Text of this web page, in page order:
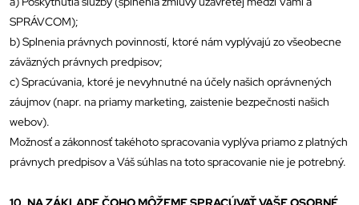
SPRÁVCOM);
b) Splnenia právnych povinností, ktoré nám vyplývajú zo všeobecne
záväzných právnych predpisov;
c) Spracúvania, ktoré je nevyhnutné na účely našich oprávnených
záujmov (napr. na priamy marketing, zaistenie bezpečnosti našich
webov).
Možnosť a zákonnosť takéhoto spracovania vyplýva priamo z platných
právnych predpisov a Váš súhlas na toto spracovanie nie je potrebný.